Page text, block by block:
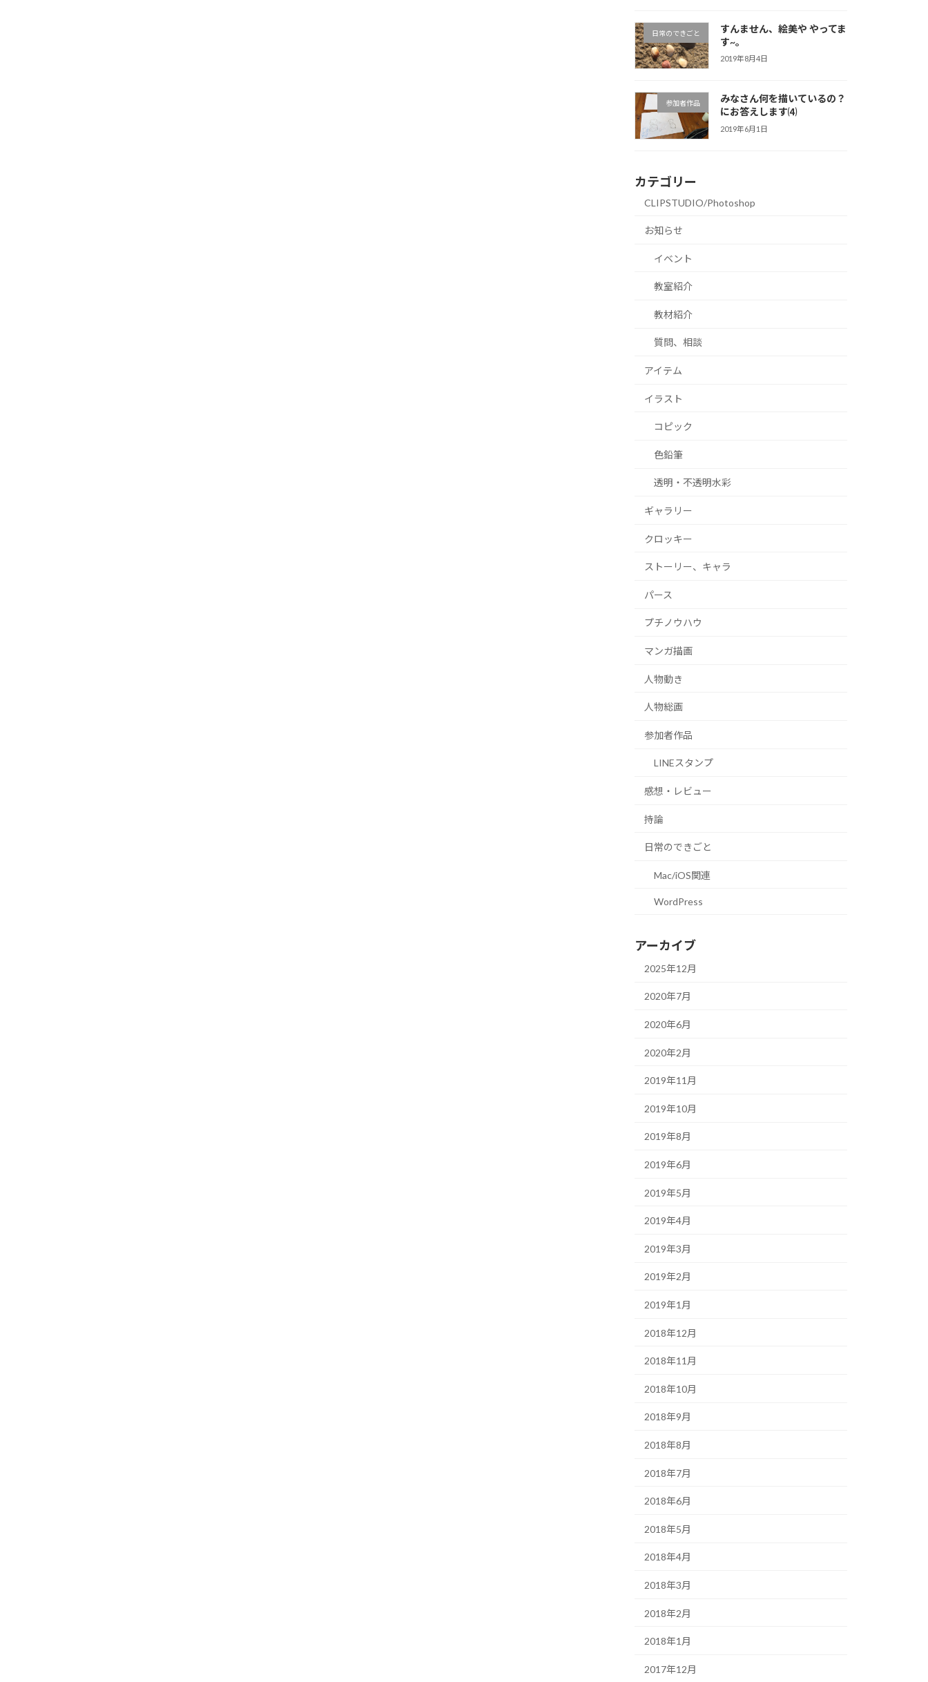
日常のできごと
すんません、絵美や やってま
す~。
2019年8月4日
参加者作品
みなさん何を描いているの？
にお答えします⑷
2019年6月1日
カテゴリー
CLIPSTUDIO/Photoshop
お知らせ
イベント
教室紹介
教材紹介
質問、相談
アイテム
イラスト
コピック
色鉛筆
透明・不透明水彩
ギャラリー
クロッキー
ストーリー、キャラ
パース
プチノウハウ
マンガ描画
人物動き
人物総画
参加者作品
LINEスタンプ
感想・レビュー
持論
日常のできごと
Mac/iOS関連
WordPress
アーカイブ
2025年12月
2020年7月
2020年6月
2020年2月
2019年11月
2019年10月
2019年8月
2019年6月
2019年5月
2019年4月
2019年3月
2019年2月
2019年1月
2018年12月
2018年11月
2018年10月
2018年9月
2018年8月
2018年7月
2018年6月
2018年5月
2018年4月
2018年3月
2018年2月
2018年1月
2017年12月